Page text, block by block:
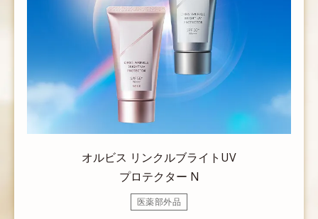
オルビス リンクルブライトUV
プロテクター N
医薬部外品